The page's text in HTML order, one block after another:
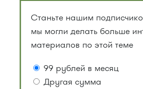
Станьте нашим
мы могли делать больше
материалов по этой теме
99 рублей в месяц
Другая сумма